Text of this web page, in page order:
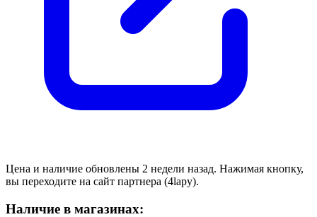
Цена и наличие обновлены 2 недели назад. Нажимая кнопку,
вы переходите на сайт партнера (4lapy).
Наличие в магазинах: